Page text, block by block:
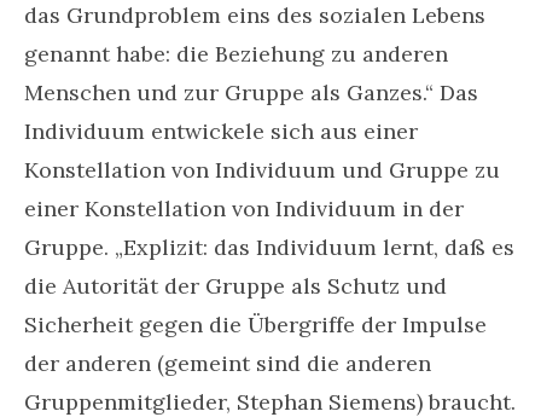
das Grundproblem eins des sozialen Lebens
genannt habe: die Beziehung zu anderen
Menschen und zur Gruppe als Ganzes.“ Das
Individuum entwickele sich aus einer
Konstellation von Individuum und Gruppe zu
einer Konstellation von Individuum in der
Gruppe. „Explizit: das Individuum lernt, daß es
die Autorität der Gruppe als Schutz und
Sicherheit gegen die Übergriffe der Impulse
der anderen (gemeint sind die anderen
Gruppenmitglieder, Stephan Siemens) braucht.